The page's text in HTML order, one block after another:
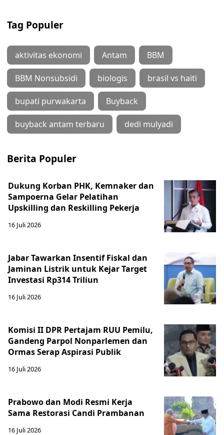
Tag Populer
aktivitas ekonomi Antam BBM
BBM Nonsubsidi biologis brasil vs haiti
bupati purwakarta Buyback
buyback antam terbaru dedi mulyadi
Berita Populer
Dukung Korban PHK, Kemnaker dan
Sampoerna Gelar Pelatihan
Upskilling dan Reskilling Pekerja
16 Juli 2026
Jabar Tawarkan Insentif Fiskal dan
Jaminan Listrik untuk Kejar Target
Investasi Rp314 Triliun
16 Juli 2026
Komisi II DPR Pertajam RUU Pemilu,
Gandeng Parpol Nonparlemen dan
Ormas Serap Aspirasi Publik
16 Juli 2026
Prabowo dan Modi Resmi Kerja
Sama Restorasi Candi Prambanan
16 Juli 2026